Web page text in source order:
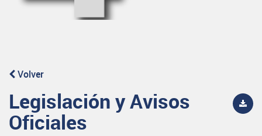
Volver
Legislación y Avisos
Oficiales